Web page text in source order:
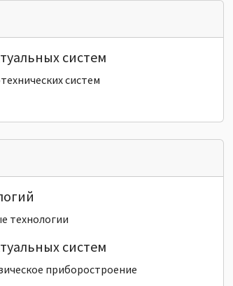
систем
систем
технологии
систем
приборостроение